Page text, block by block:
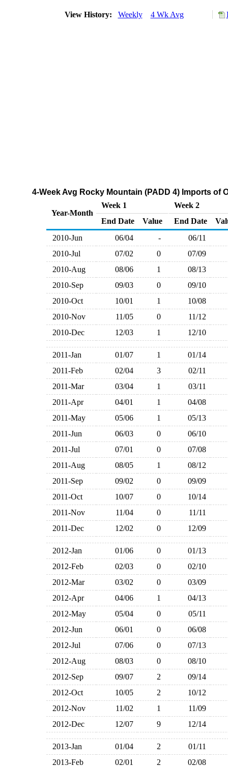
View History: Weekly 4 Wk Avg
4-Week Avg Rocky Mountain (PADD 4) Imports
Year-Month
Week 1
Week 2
End Date
Value End Date
2010-Jun
06/04 -
06/11
2010-Jul
07/02 0
07/09
2010-Aug
08/06 1
08/13
2010-Sep
09/03 0
09/10
2010-Oct
10/01 1
10/08
2010-Nov
11/05 0
11/12
2010-Dec
12/03 1 12/10
2011-Jan 01/07 1
01/14
2011-Feb
02/04 3
02/11
2011-Mar
03/04 1
03/11
2011-Apr
04/01 1
04/08
2011-May
05/06 1
05/13
2011-Jun
06/03 0
06/10
2011-Jul
07/01 0
07/08
2011-Aug
08/05 1
08/12
2011-Sep
09/02 0
09/09
2011-Oct
10/07 0
10/14
2011-Nov
11/04 0
11/11
2011-Dec
12/02 0 12/09
2012-Jan 01/06 0
01/13
2012-Feb
02/03 0
02/10
2012-Mar
03/02 0
03/09
2012-Apr
04/06 1
04/13
2012-May
05/04 0
05/11
2012-Jun
06/01 0
06/08
2012-Jul
07/06 0
07/13
2012-Aug
08/03 0
08/10
2012-Sep
09/07 2
09/14
2012-Oct
10/05 2
10/12
2012-Nov
11/02 1
11/09
2012-Dec
12/07 9 12/14
2013-Jan 01/04 2
01/11
2013-Feb
02/01 2
02/08